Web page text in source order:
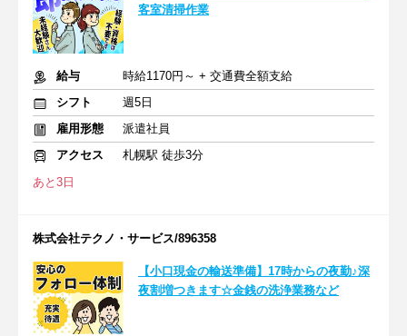
客室清掃作業
給与
時給1170円～ + 交通費全額支給
シフト
週5日
雇用形態
派遣社員
アクセス
札幌駅 徒歩3分
あと3日
株式会社テクノ・サービス/896358
【小口現金の輸送準備】17時からの夜勤♪深
夜割増つきます☆金銭の洗浄業務など